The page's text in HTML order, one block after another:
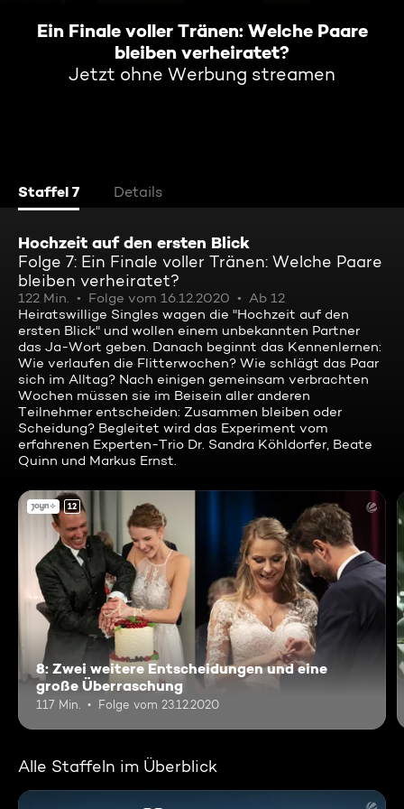
Ein Finale voller Tränen: Welche Paare
bleiben verheiratet?
Jetzt ohne Werbung streamen
Staffel 7 Details
Hochzeit auf den ersten Blick
Folge 7: Ein Finale voller Tränen: Welche Paare
bleiben verheiratet?
122 Min. Folge vom 16.12.2020
Ab 12
Heiratswillige Singles wagen die "Hochzeit auf den
ersten Blick" und wollen einem unbekannten Partner
das Ja-Wort geben. Danach beginnt das Kennenlernen:
Wie verlaufen die Flitterwochen? Wie schlägt das Paar
sich im Alltag? Nach einigen gemeinsam verbrachten
Wochen müssen sie im Beisein aller anderen
Teilnehmer entscheiden: Zusammen bleiben oder
Scheidung? Begleitet wird das Experiment vom
erfahrenen Experten-Trio Dr. Sandra Köhldorfer, Beate
Quinn und Markus Ernst.
12
8: Zwei weitere Entscheidungen und eine
große Überraschung
117 Min. Folge vom 23.12.2020
Alle Staffeln im Überblick